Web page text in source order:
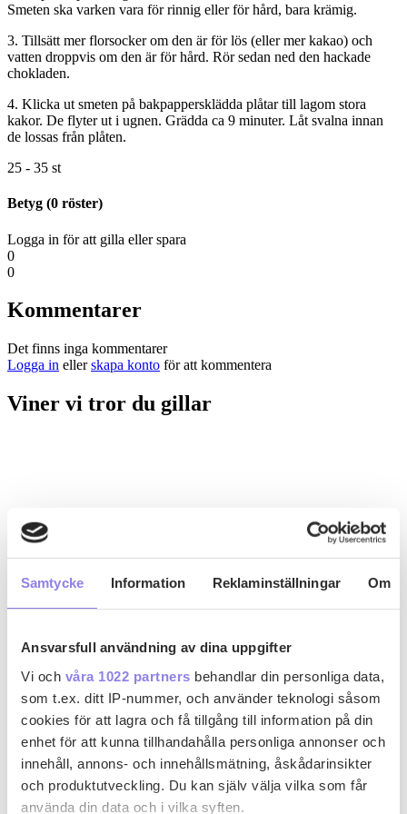
Samtycke Information Reklaminställningar Om
Ansvarsfull användning av dina uppgifter
Vi och våra 1022 partners behandlar din personliga data,
som t.ex. ditt IP-nummer, och använder teknologi såsom
cookies för att lagra och få tillgång till information på din
enhet för att kunna tillhandahålla personliga annonser och
innehåll, annons- och innehållsmätning, åskådarinsikter
och produktutveckling. Du kan själv välja vilka som får
använda din data och i vilka syften.
Smeten ska varken vara för rinnig eller för hård, bara krämig.
3. Tillsätt mer florsocker om den är för lös (eller mer kakao) och
vatten droppvis om den är för hård. Rör sedan ned den hackade
chokladen.
4. Klicka ut smeten på bakpappersklädda plåtar till lagom stora
kakor. De flyter ut i ugnen. Grädda ca 9 minuter. Låt svalna innan
de lossas från plåten.
25 - 35 st
Betyg (0 röster)
Logga in för att gilla eller spara
0
0
Kommentarer
Det finns inga kommentarer
Logga in ellerskapa konto för att kommentera
Viner vi tror du gillar